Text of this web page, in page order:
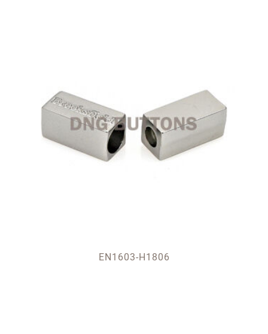
EN1603-H1806